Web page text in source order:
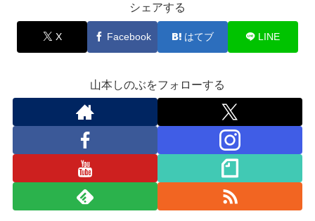
シェアする
X Facebook はてブ LINE
山本しのぶをフォローする